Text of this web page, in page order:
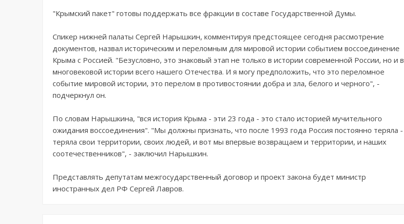
"Крымский пакет" готовы поддержать все фракции в составе Государственной Думы.
Спикер нижней палаты Сергей Нарышкин, комментируя предстоящее сегодня рассмотрение
документов, назвал историческим и переломным для мировой истории событием воссоединение
Крыма с Россией. "Безусловно, это знаковый этап не только в истории современной России, но и в
многовековой истории всего нашего Отечества. И я могу предположить, что это переломное
событие мировой истории, это перелом в противостоянии добра и зла, белого и черного", -
подчеркнул он.
По словам Нарышкина, "вся история Крыма - эти 23 года - это стало историей мучительного
ожидания воссоединения". "Мы должны признать, что после 1993 года Россия постоянно теряла -
теряла свои территории, своих людей, и вот мы впервые возвращаем и территории, и наших
соотечественников", - заключил Нарышкин.
Представлять депутатам межгосударственный договор и проект закона будет министр
иностранных дел РФ Сергей Лавров.